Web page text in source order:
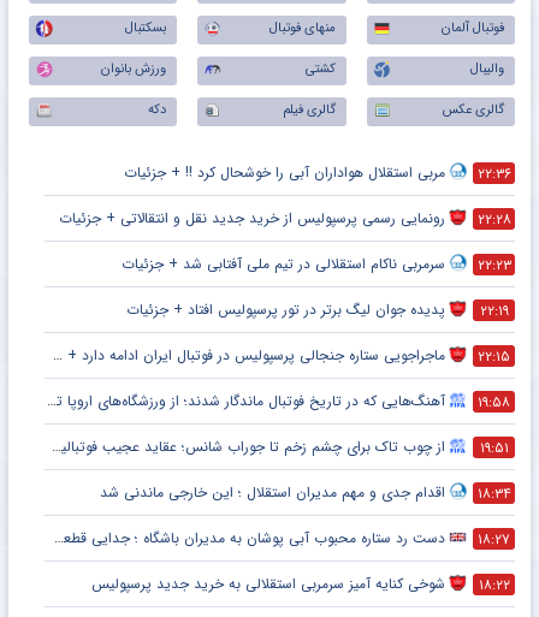
فوتبال آلمان
منهای فوتبال
بسکتبال
والیبال
کشتی
ورزش بانوان
گالری عکس
گالری فیلم دکه
۲۲:۳۶ مربی استقلال هواداران آبی را خوشحال کرد !! + جزئیات
۲۲:۲۸ رونمایی رسمی پرسپولیس از خرید جدید نقل و انتقالاتی + جزئیات
۲۲:۲۳ سرمربی ناکام استقلالی در تیم ملی آفتابی شد + جزئیات
۲۲:۱۹ پدیده جوان لیگ برتر در تور پرسپولیس افتاد + جزئیات
۲۲:۱۵ ماجراجویی ستاره جنجالی پرسپولیس در فوتبال ایران ادامه دارد + جزئیات
۱۹:۵۸ آهنگ‌هایی که در تاریخ فوتبال ماندگار شدند؛ از ورزشگاه‌های اروپا تا جام جهانی
۱۹:۵۱ از چوب تاک برای چشم زخم تا جوراب شانس؛ عقاید عجیب فوتبالیست‌ها!
۱۸:۳۴ اقدام جدی و مهم مدیران استقلال ؛ این خارجی ماندنی شد
۱۸:۲۷ دست رد ستاره محبوب آبی پوشان به مدیران باشگاه ؛ جدایی قطعی است !
۱۸:۲۲ شوخی کنایه آمیز سرمربی استقلالی به خرید جدید پرسپولیس